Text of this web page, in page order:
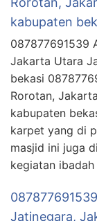
kabupaten
087877691539
Jakarta Utara
bekasi
Rorotan,
kabupaten
karpet yang di
masjid ini juga
kegiatan
Jatinegara,